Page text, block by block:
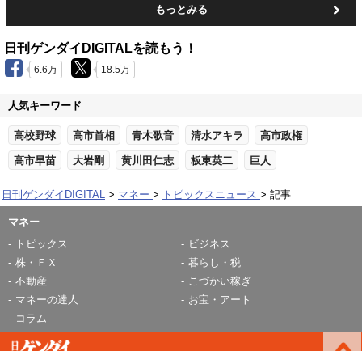
もっとみる
日刊ゲンダイDIGITALを読もう！
6.6万 18.5万
人気キーワード
高校野球 高市首相 青木歌音 清水アキラ 高市政権
高市早苗 大岩剛 黄川田仁志 板東英二 巨人
日刊ゲンダイDIGITAL マネー トピックスニュース 記事
マネー
トピックス
ビジネス
株・ＦＸ
暮らし・税
不動産
こづかい稼ぎ
マネーの達人
お宝・アート
コラム